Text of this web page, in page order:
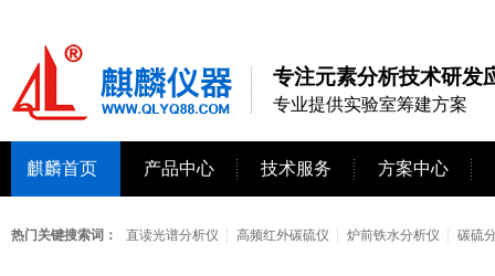
专注元素分析技术研发
专业提供实验室筹建方案
麒麟首页 产品中心 技术服务 方案中心
热门关键搜索词： 直读光谱分析仪 高频红外碳硫仪 炉前铁水分析仪 碳硫